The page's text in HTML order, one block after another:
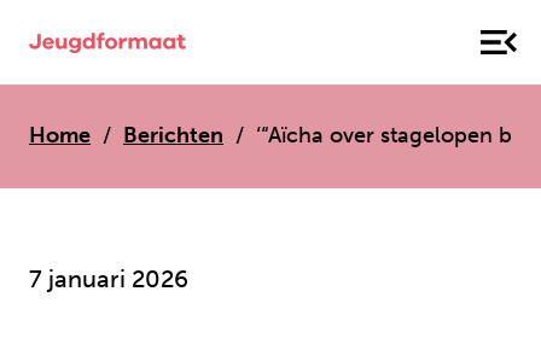
Home Berichten ‘“Aïcha over stagelopen bij
7 januari 2026